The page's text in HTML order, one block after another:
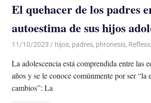
El quehacer de los padres
autoestima de sus hijos
11/10/2023 De todo un Poco
hijos, padres, phronesis,
La adolescencia está comprendida entre las
años y se le conoce comúnmente por ser “la
cambios”: La